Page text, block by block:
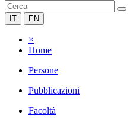
IT EN
×
Home
Persone
Pubblicazioni
Facoltà